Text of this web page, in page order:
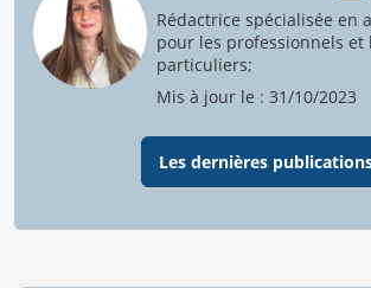
Rédactrice spécialisée en
pour les professionnels et
particuliers;
Mis à jour le : 31/10/2023
Les dernières